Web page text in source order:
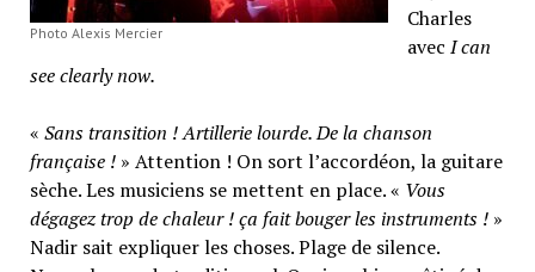
Photo Alexis Mercier
Charles
avec I can
see clearly now.
« Sans transition ! Artillerie lourde. De la chanson
française !» Attention ! On sort l’accordéon, la guitare
sèche. Les musiciens se mettent en place. « Vous
dégagez trop de chaleur ! ça fait bouger les instruments !»
Nadir sait expliquer les choses. Plage de silence.